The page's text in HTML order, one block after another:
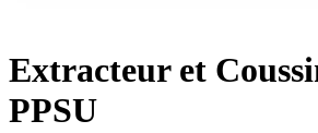
Extracteur et
PPSU